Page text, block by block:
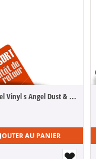
Hazbin Hotel Vinyl s Angel Dust & Husk Monitor Buddiez
AU PANIER